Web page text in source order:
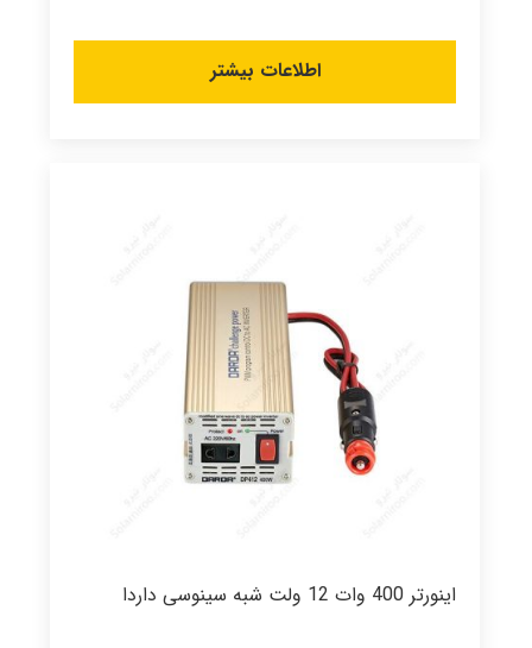
اطلاعات بیشتر
اینورتر 400 وات 12 ولت شبه سینوسی داردا